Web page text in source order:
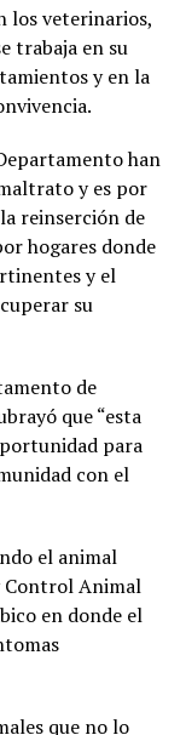
los veterinarios,
trabaja en su
y en la
han
y es por
reinserción de
hogares donde
y el
su
de
que “esta
para
con el
el animal
Control Animal
en donde el
que no lo